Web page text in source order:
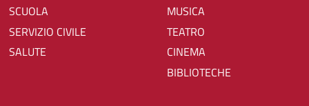
SCUOLA
SERVIZIO CIVILE
SALUTE
MUSICA
TEATRO
CINEMA
BIBLIOTECHE